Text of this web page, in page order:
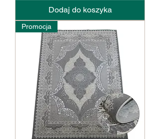
Dodaj do koszyka
Promocja